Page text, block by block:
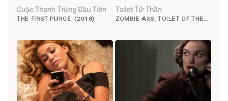
Cuộc Thanh Trừng Đầu Tiên
THE FIRST PURGE (2018)
Toilet Tử Thần
ZOMBIE ASS: TOILET OF THE